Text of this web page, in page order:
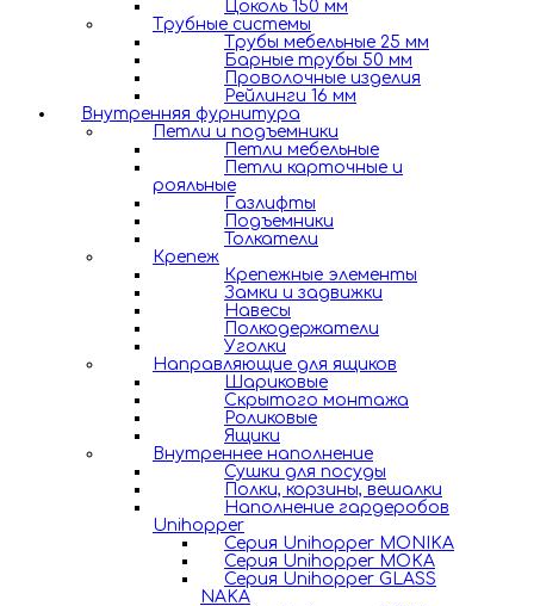
Цоколь 150 мм
Трубные системы
Трубы мебельные 25 мм
Барные трубы 50 мм
Проволочные изделия
Рейлинги 16 мм
Внутренняя фурнитура
Петли и подъемники
Петли мебельные
Петли карточные и
рояльные
Газлифты
Подъемники
Толкатели
Крепеж
Крепежные элементы
Замки и задвижки
Навесы
Полкодержатели
Уголки
Направляющие для ящиков
Шариковые
Скрытого монтажа
Роликовые
Ящики
Внутреннее наполнение
Сушки для посуды
Полки, корзины, вешалки
Наполнение гардеробов
Unihopper
Серия Unihopper MONIKA
Серия Unihopper MOKA
Серия Unihopper GLASS
NAKA